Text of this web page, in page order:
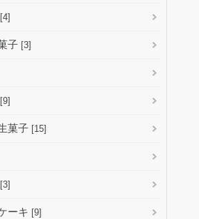
[4]
子 [3]
[9]
菓子 [15]
[3]
ーキ [9]